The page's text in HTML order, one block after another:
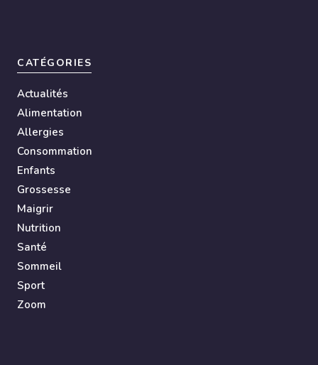
CATÉGORIES
Actualités
Alimentation
Allergies
Consommation
Enfants
Grossesse
Maigrir
Nutrition
Santé
Sommeil
Sport
Zoom